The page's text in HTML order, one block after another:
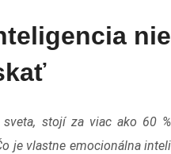
stojí za viac ako 60
je vlastne emocionálna